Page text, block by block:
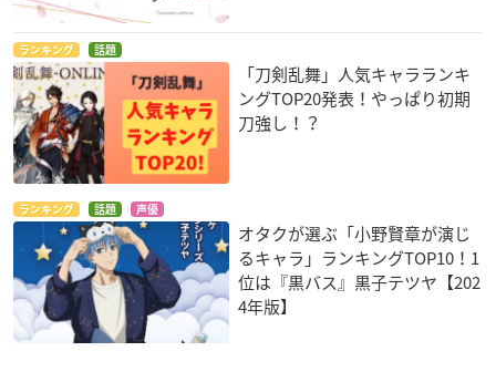
ランキング 話題
「刀剣乱舞」人気キャラランキ
ングTOP20発表！やっぱり初期
刀強し！？
ランキング 話題 声優
オタクが選ぶ「小野賢章が演じ
るキャラ」ランキングTOP10！1
位は『黒バス』黒子テツヤ【202
4年版】